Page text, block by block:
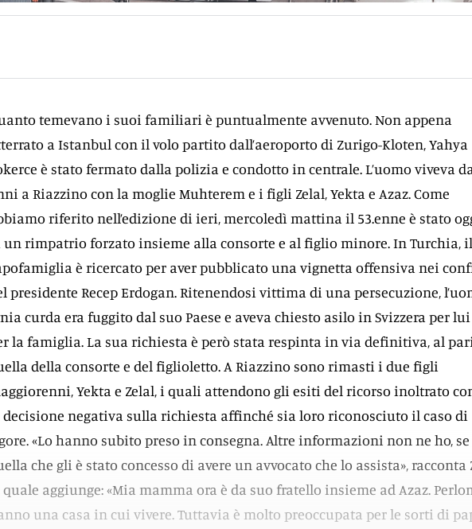
temevano i suoi familiari è puntualmente avvenuto. Non appena
a Istanbul con il volo partito dall’aeroporto di Zurigo-Kloten, Yahya
è stato fermato dalla polizia e condotto in centrale. L’uomo viveva da
a Riazzino con la moglie Muhterem e i figli Zelal, Yekta e Azaz. Come
riferito nell’edizione di ieri, mercoledì mattina il 53.enne è stato
un rimpatrio forzato insieme alla consorte e al figlio minore. In Turchia, il
è ricercato per aver pubblicato una vignetta offensiva nei
presidente Recep Erdogan. Ritenendosi vittima di una persecuzione,
curda era fuggito dal suo Paese e aveva chiesto asilo in Svizzera per lui
la famiglia. La sua richiesta è però stata respinta in via definitiva, al
della consorte e del figlioletto. A Riazzino sono rimasti i due figli
Yekta e Zelal, i quali attendono gli esiti del ricorso inoltrato
decisione negativa sulla richiesta affinché sia loro riconosciuto il caso di
«Lo hanno subito preso in consegna. Altre informazioni non ne ho,
che gli è stato concesso di avere un avvocato che lo assista», racconta
aggiunge: «Mia mamma ora è da suo fratello insieme ad Azaz.
una casa in cui vivere. Tuttavia è molto preoccupata per le sorti di